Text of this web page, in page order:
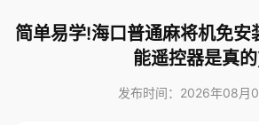
简单易学!海口普通麻将机免安
能遥控器是真
发布时间：2026年08月